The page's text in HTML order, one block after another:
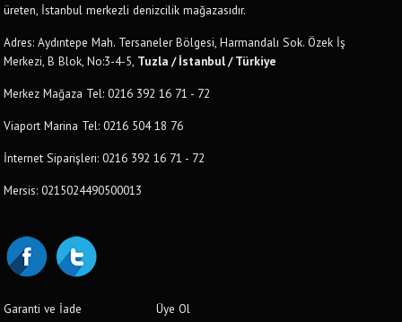
üreten, İstanbul merkezli denizcilik mağazasıdır.
Adres: Aydıntepe Mah. Tersaneler Bölgesi, Harmandalı Sok. Özek İş
Merkezi, B Blok, No:3-4-5, Tuzla / İstanbul / Türkiye
Merkez Mağaza Tel: 0216 392 16 71 - 72
Viaport Marina Tel: 0216 504 18 76
İnternet Siparişleri: 0216 392 16 71 - 72
Mersis: 0215024490500013
Garanti ve İade
Üye Ol